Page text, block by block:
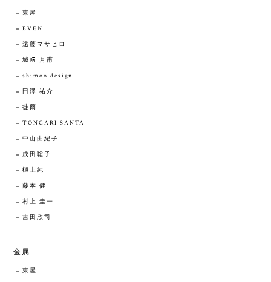
東屋
EVEN
遠藤マサヒロ
城﨑 月甫
shimoo design
田澤 祐介
徒爾
TONGARI SANTA
中山由紀子
成田聡子
樋上純
藤本 健
村上 圭一
吉田欣司
金属
東屋